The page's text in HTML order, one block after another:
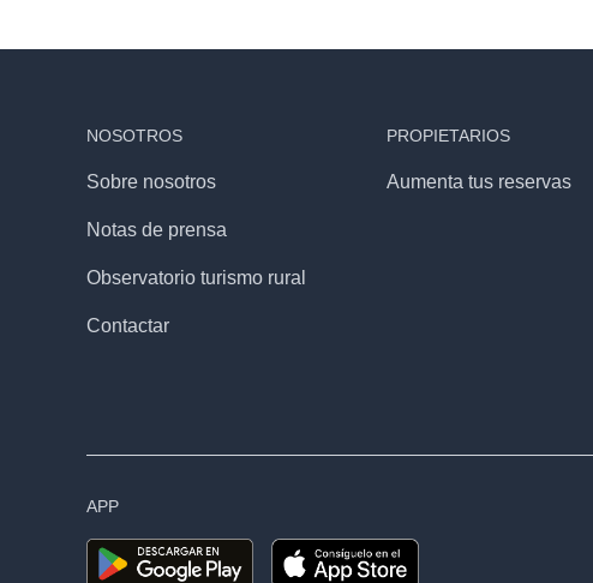
NOSOTROS
Sobre nosotros
Notas de prensa
Observatorio turismo rural
Contactar
PROPIETARIOS
Aumenta tus reservas
APP